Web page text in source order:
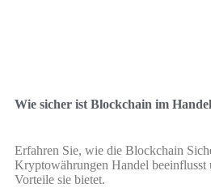
Wie sicher ist Blockchain im
Erfahren Sie, wie die Blockchain
Kryptowährungen Handel beeinflusst
Vorteile sie bietet.